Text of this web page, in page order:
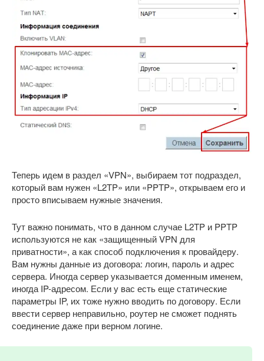
Теперь идем в раздел «VPN», выбираем тот подраздел,
который вам нужен «L2TP» или «PPTP», открываем его и
просто вписываем нужные значения.
Тут важно понимать, что в данном случае L2TP и PPTP
используются не как «защищенный VPN для
приватности», а как способ подключения к провайдеру.
Вам нужны данные из договора: логин, пароль и адрес
сервера. Иногда сервер указывается доменным именем,
иногда IP-адресом. Если у вас есть еще статические
параметры IP, их тоже нужно вводить по договору. Если
ввести сервер неправильно, роутер не сможет поднять
соединение даже при верном логине.